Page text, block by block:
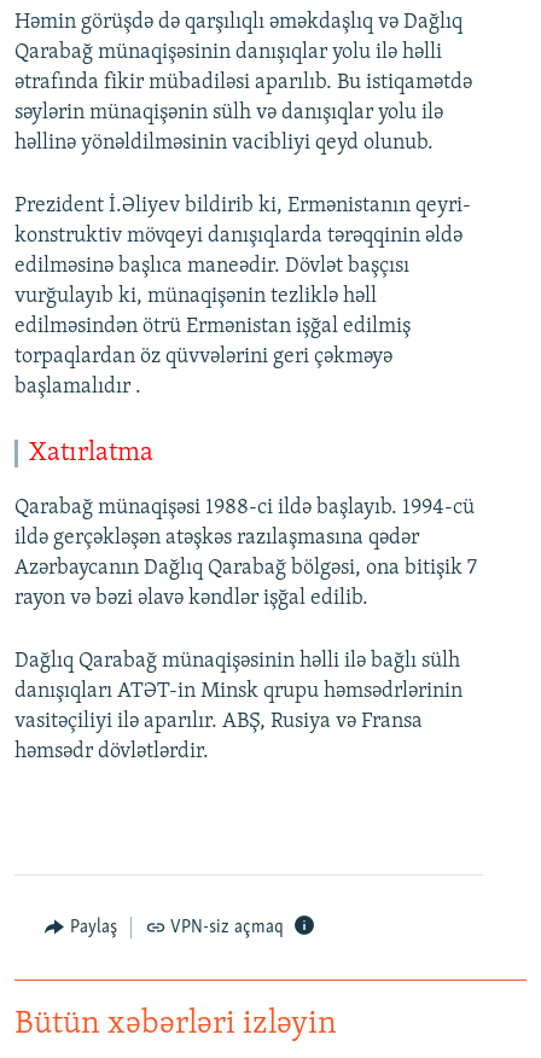
Həmin görüşdə də qarşılıqlı əməkdaşlıq və Dağlıq
Qarabağ münaqişəsinin danışıqlar yolu ilə həlli
ətrafında fikir mübadiləsi aparılıb. Bu istiqamətdə
səylərin münaqişənin sülh və danışıqlar yolu ilə
həllinə yönəldilməsinin vacibliyi qeyd olunub.
Prezident İ.Əliyev bildirib ki, Ermənistanın qeyri-
konstruktiv mövqeyi danışıqlarda tərəqqinin əldə
edilməsinə başlıca maneədir. Dövlət başçısı
vurğulayıb ki, münaqişənin tezliklə həll
edilməsindən ötrü Ermənistan işğal edilmiş
torpaqlardan öz qüvvələrini geri çəkməyə
başlamalıdır .
Xatırlatma
Qarabağ münaqişəsi 1988-ci ildə başlayıb. 1994-cü
ildə gerçəkləşən atəşkəs razılaşmasına qədər
Azərbaycanın Dağlıq Qarabağ bölgəsi, ona bitişik 7
rayon və bəzi əlavə kəndlər işğal edilib.
Dağlıq Qarabağ münaqişəsinin həlli ilə bağlı sülh
danışıqları ATƏT-in Minsk qrupu həmsədrlərinin
vasitəçiliyi ilə aparılır. ABŞ, Rusiya və Fransa
həmsədr dövlətlərdir.
Paylaş VPN-siz açmaq
Bütün xəbərləri izləyin